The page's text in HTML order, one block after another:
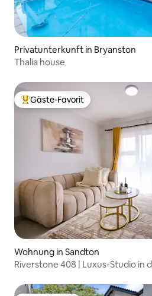
Privatunterkunft in Bryanston
Thalia house
Beliebter Gäste-Favorit.
Gäste-Favorit
Wohnung in Sandton
Riverstone 408 | Luxus-Studio in